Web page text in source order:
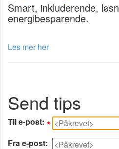
Smart, inkluderende,
energibesparende.
Les mer her
Send tips
Til e-post:
Fra e-post: